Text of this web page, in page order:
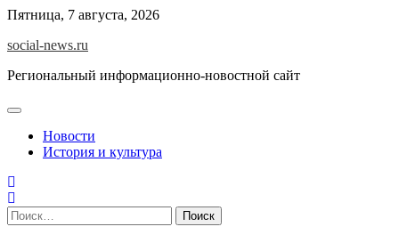
Skip
content
Пятница, 7 августа, 2026
social-news.ru
Региональный информационно-новостной сайт
Новости
История и культура
Найти: